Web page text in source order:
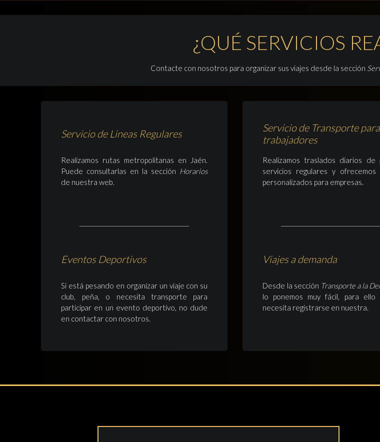
¿QUÉ SERVICIOS
Contacte con nosotros para organizar sus viajes desde la sección
Servicio de Lineas Regulares
Realizamos rutas metropolitanas en Jaén.
Puede consultarlas en la sección Horarios
de nuestra web.
Eventos Deportivos
Si está pesando en organizar un viaje con su
club, peña, o necesita transporte para
participar en un evento deportivo, no dude
en contactar con nosotros.
Servicio de Transporte para
trabajadores
Realizamos traslados diarios de
servicios regulares y ofrecemos
personalizados para empresas.
Viajes a demanda
Desde la sección Transporte a la
lo ponemos muy fácil, para ello
necesita registrarse en nuestra.